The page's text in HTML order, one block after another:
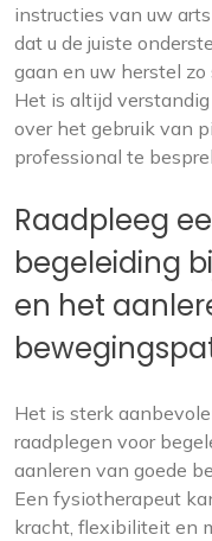
instructies van uw
dat u de juiste
gaan en uw herstel
Het is altijd
over het gebruik van
professional te
Raadpleeg
begeleiding
en het
Het is sterk
raadplegen voor
aanleren van goede
Een fysiotherapeut
kracht, flexibiliteit en